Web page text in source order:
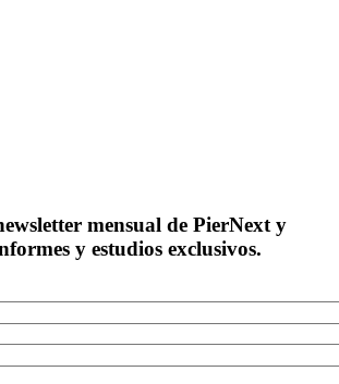
mensual de PierNext y
y estudios exclusivos.